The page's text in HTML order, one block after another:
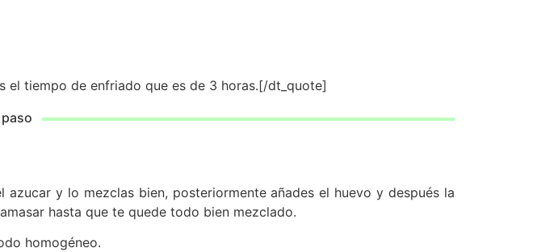
el tiempo de enfriado que es de 3 horas.[/dt_quote]
y lo mezclas bien, posteriormente añades el huevo y después la
hasta que te quede todo bien mezclado.
homogéneo.